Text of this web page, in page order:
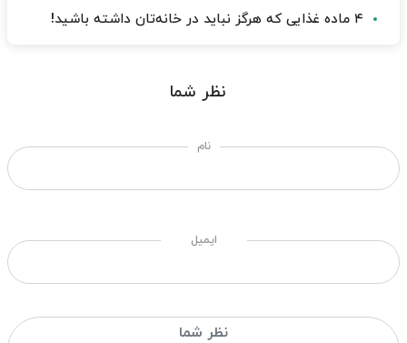
۴ ماده غذایی که هرگز نباید در خانه‌تان داشته باشید!
نظر شما
نام
ایمیل